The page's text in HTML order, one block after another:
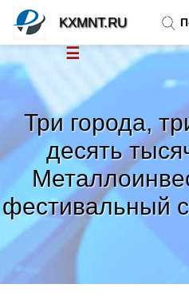
Три города,
десять
фестивальный
KXMNT.RU
☰
Тренды новостей »
Рубрики»
Правила »